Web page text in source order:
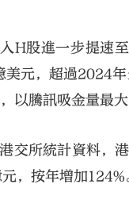
H股進一步提速
元，超過2024
以騰訊吸金量最大
交所統計資料，
，按年增加124%